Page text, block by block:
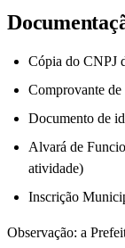
Cópia do CNPJ
Comprovante de
Documento de
Alvará de
atividade)
Inscrição
Observação: a